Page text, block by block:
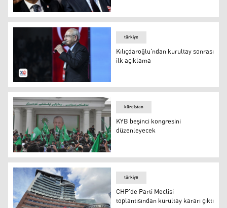
Kılıçdaroğlu Özel’in iddiasını doğruladı: Çekilecektim
Kemal Kılıçdaroğlu, CHP 38. Genel Kurultayı'nda
türkiye
Kılıçdaroğlu'ndan kurultay sonrası
ilk açıklama
KYB beşinci kongresini düzenleyecek
kürdistan
KYB beşinci kongresini
düzenleyecek
türkiye
CHP'de Parti Meclisi
toplantısından kurultay kararı çıktı